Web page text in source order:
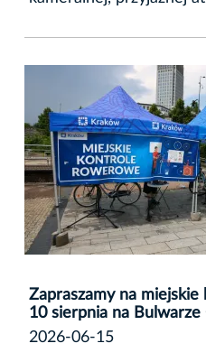
Zapraszamy na
10 sierpnia na
2026-06-15